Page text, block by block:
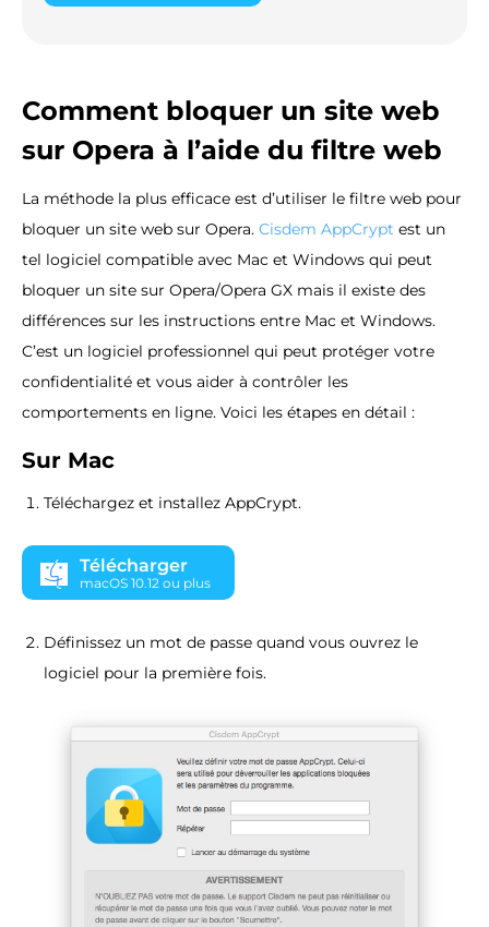
Comment bloquer un site web
sur Opera à l’aide du filtre web
La méthode la plus efficace est d’utiliser le filtre web pour
bloquer un site web sur Opera. Cisdem AppCrypt est un
tel logiciel compatible avec Mac et Windows qui peut
bloquer un site sur Opera/Opera GX mais il existe des
différences sur les instructions entre Mac et Windows.
C’est un logiciel professionnel qui peut protéger votre
confidentialité et vous aider à contrôler les
comportements en ligne. Voici les étapes en détail :
Sur Mac
Téléchargez et installez AppCrypt.
Télécharger
macOS 10.12 ou plus
Définissez un mot de passe quand vous ouvrez le
logiciel pour la première fois.